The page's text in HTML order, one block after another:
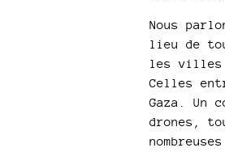
Nous
lieu de
les villes
Celles
Gaza. Un
drones,